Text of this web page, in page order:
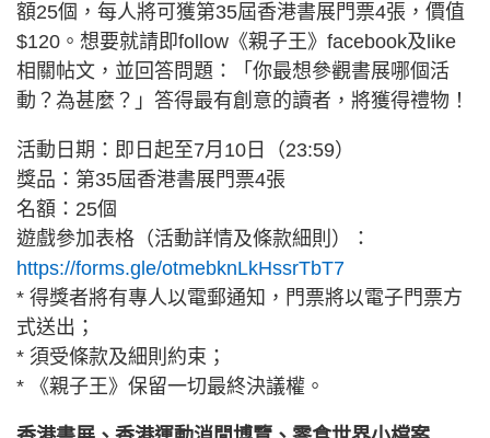
額25個，每人將可獲第35屆香港書展門票4張，價值
$120。想要就請即follow《親子王》facebook及like
相關帖文，並回答問題：「你最想參觀書展哪個活
動？為甚麼？」答得最有創意的讀者，將獲得禮物！
活動日期：即日起至7月10日（23:59）
獎品：第35屆香港書展門票4張
名額：25個
遊戲參加表格（活動詳情及條款細則）：
https://forms.gle/otmebknLkHssrTbT7
* 得獎者將有專人以電郵通知，門票將以電子門票方
式送出；
* 須受條款及細則約束；
* 《親子王》保留一切最終決議權。